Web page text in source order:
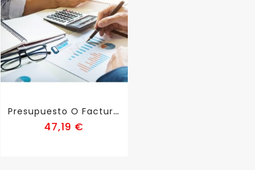
P
Resupuesto O Factura...
47,19 €